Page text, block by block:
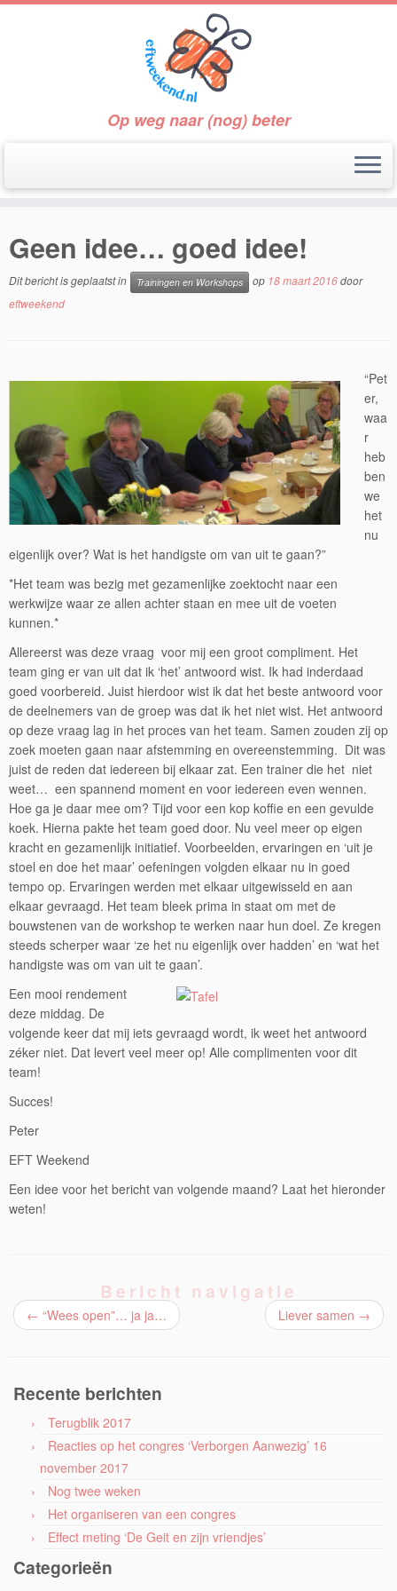
naar
inhoud
Op weg naar (nog) beter
Geen idee… goed idee!
Dit bericht is geplaatst in Trainingen en Workshops op 18 maart 2016door
eftweekend
“Pet
er,
waa
r
heb
ben
we
het
nu
eigenlijk over? Wat is het handigste om van uit te gaan?”
*Het team was bezig met gezamenlijke zoektocht naar een
werkwijze waar ze allen achter staan en mee uit de voeten
kunnen.*
Allereerst was deze vraag voor mij een groot compliment. Het
team ging er van uit dat ik ‘het’ antwoord wist. Ik had inderdaad
goed voorbereid. Juist hierdoor wist ik dat het beste antwoord voor
de deelnemers van de groep was dat ik het niet wist. Het antwoord
op deze vraag lag in het proces van het team. Samen zouden zij op
zoek moeten gaan naar afstemming en overeenstemming. Dit was
juist de reden dat iedereen bij elkaar zat. Een trainer die het niet
weet… een spannend moment en voor iedereen even wennen.
Hoe ga je daar mee om? Tijd voor een kop koffie en een gevulde
koek. Hierna pakte het team goed door. Nu veel meer op eigen
kracht en gezamenlijk initiatief. Voorbeelden, ervaringen en ‘uit je
stoel en doe het maar’ oefeningen volgden elkaar nu in goed
tempo op. Ervaringen werden met elkaar uitgewisseld en aan
elkaar gevraagd. Het team bleek prima in staat om met de
bouwstenen van de workshop te werken naar hun doel. Ze kregen
steeds scherper waar ‘ze het nu eigenlijk over hadden’ en ‘wat het
handigste was om van uit te gaan’.
Een mooi rendement
deze middag. De
volgende keer dat mij iets gevraagd wordt, ik weet het antwoord
zéker niet. Dat levert veel meer op! Alle complimenten voor dit
team!
Succes!
Peter
EFT Weekend
Een idee voor het bericht van volgende maand? Laat het hieronder
weten!
Bericht navigatie
← “Wees open”… ja ja… Liever samen →
Recente berichten
Terugblik 2017
Reacties op het congres ‘Verborgen Aanwezig’ 16
november 2017
Nog twee weken
Het organiseren van een congres
Effect meting ‘De Geit en zijn vriendjes’
Categorieën